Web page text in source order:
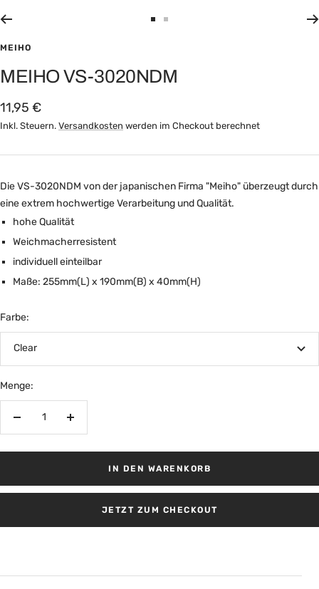
gehengehen
MEIHO
MEIHO VS-3020NDM
Angebotspreis
11,95 €
Inkl. Steuern. Versandkosten werden im Checkout berechnet
Die VS-3020NDM von der japanischen Firma "Meiho" überzeugt durch
eine extrem hochwertige Verarbeitung und Qualität.
hohe Qualität
Weichmacherresistent
individuell einteilbar
Maße: 255mm(L) x 190mm(B) x 40mm(H)
Farbe:
Clear
Menge:
Menge
Menge
IN DEN WARENKORB
JETZT ZUM CHECKOUT